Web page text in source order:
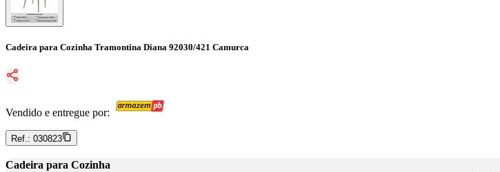
Cadeira para Cozinha Tramontina Diana 92030/421 Camurca
Vendido e entregue por:
Ref.: 030823
Cadeira para Cozinha